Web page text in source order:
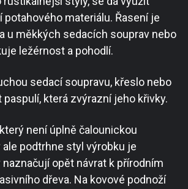
materiálu. Řasení je
u měkkých sedacích souprav nebo
ležérnost a pohodlí.
sedací soupravu, křeslo nebo
která zvýrazní jeho křivky.
není úplně čalounickou
podtrhne styl výrobku je
naznačují opět návrat k přírodním
dřeva. Na kovové podnoží